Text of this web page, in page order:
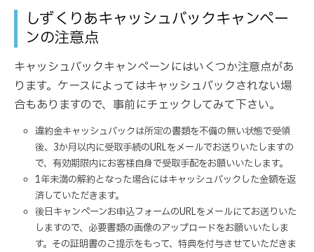
しずくりあキャッシュバックキャンペー
ンの注意点
キャッシュバックキャンペーンにはいくつか注意点があ
ります。ケースによってはキャッシュバックされない場
合もありますので、事前にチェックしてみて下さい。
違約金キャッシュバックは所定の書類を不備の無い状態で受領
後、3か月以内に受取手続のURLをメールでお送りいたしますの
で、有効期限内にお客様自身で受取手配をお願いいたします。
1年未満の解約となった場合にはキャッシュバックした金額を返
済していただきます。
後日キャンペーンお申込フォームのURLをメールにてお送りいた
しますので、必要書類の画像のアップロードをお願いいたしま
す。その証明書のご提示をもって、特典を付与させていただきま